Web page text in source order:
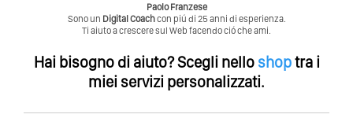
Paolo Franzese
Sono un Digital Coachcon piú di 25 anni di esperienza.
Ti aiuto a crescere sul Web facendo ció che ami.
Hai bisogno di aiuto?Scegli nello shoptra i
miei servizi personalizzati.